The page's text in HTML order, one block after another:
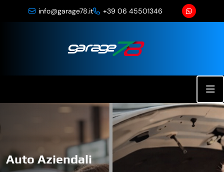
info@garage78.it +39 06 45501346
Auto Aziendali